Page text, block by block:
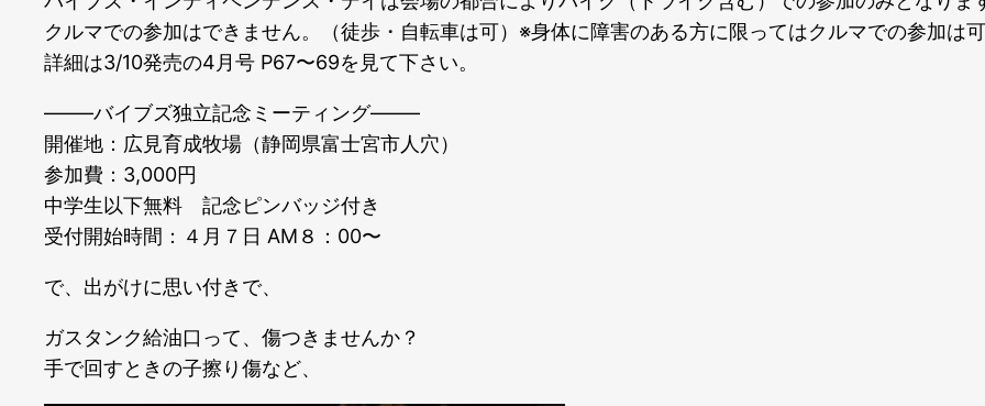
クルマでの参加はできません。（徒歩・自転車は可）※身体に障害のある方に限ってはクルマでの参加は可
詳細は3/10発売の4月号 P67〜69を見て下さい。
——–バイブズ独立記念ミーティング——–
開催地：広見育成牧場（静岡県富士宮市人穴）
参加費：3,000円
中学生以下無料 記念ピンバッジ付き
受付開始時間：４月７日 AM８：00〜
で、出がけに思い付きで、
ガスタンク給油口って、傷つきませんか？
手で回すときの子擦り傷など、